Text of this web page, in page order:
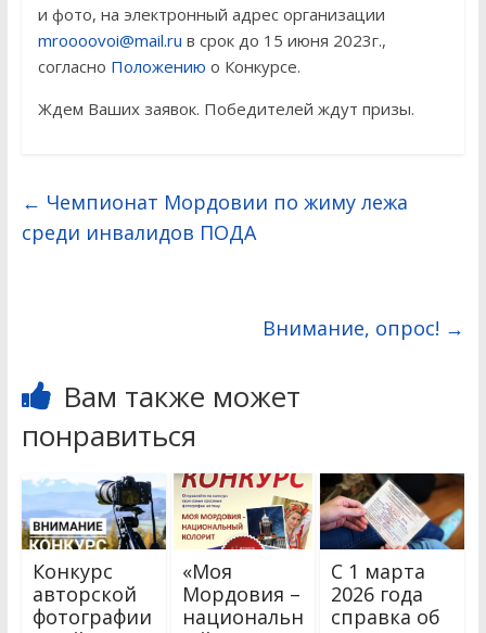
и фото, на электронный адрес организации
mroooovoi@mail.ru в срок до 15 июня 2023г.,
согласно Положению о Конкурсе.
Ждем Ваших заявок. Победителей ждут призы.
← Чемпионат Мордовии по жиму лежа
среди инвалидов ПОДА
Внимание, опрос! →
Вам также может
понравиться
Конкурс
авторской
фотографии
«Моя
Мордовия –
национальн
С 1 марта
2026 года
справка об